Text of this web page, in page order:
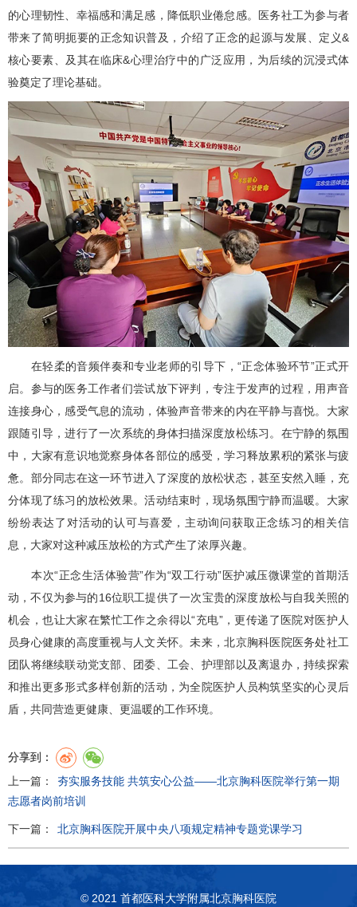
的心理韧性、幸福感和满足感，降低职业倦怠感。医务社工为参与者
带来了简明扼要的正念知识普及，介绍了正念的起源与发展、定义&
核心要素、及其在临床&心理治疗中的广泛应用，为后续的沉浸式体
验奠定了理论基础。
在轻柔的音频伴奏和专业老师的引导下，“正念体验环节”正式开
启。参与的医务工作者们尝试放下评判，专注于发声的过程，用声音
连接身心，感受气息的流动，体验声音带来的内在平静与喜悦。大家
跟随引导，进行了一次系统的身体扫描深度放松练习。在宁静的氛围
中，大家有意识地觉察身体各部位的感受，学习释放累积的紧张与疲
惫。部分同志在这一环节进入了深度的放松状态，甚至安然入睡，充
分体现了练习的放松效果。活动结束时，现场氛围宁静而温暖。大家
纷纷表达了对活动的认可与喜爱，主动询问获取正念练习的相关信
息，大家对这种减压放松的方式产生了浓厚兴趣。
本次“正念生活体验营”作为“双工行动”医护减压微课堂的首期活
动，不仅为参与的16位职工提供了一次宝贵的深度放松与自我关照的
机会，也让大家在繁忙工作之余得以“充电”，更传递了医院对医护人
员身心健康的高度重视与人文关怀。未来，北京胸科医院医务处社工
团队将继续联动党支部、 团委 工会 护理部 以及离退办，持续探索
和推出更多形式多样创新的活动，为全院医护人员构筑坚实的心灵后
盾，共同营造更健康、更温暖的工作环境。
分享到：
上一篇：
夯实服务技能 共筑安心公益——北京胸科医院举行第一期
志愿者岗前培训
下一篇： 北京胸科医院开展中央八项规定精神专题党课学习
© 2021 首都医科大学附属北京胸科医院